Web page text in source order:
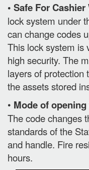
• Safe For Cashier
lock system under
can change codes
This lock system is
high security. The
layers of protection
the assets stored
• Mode of
The code changes
standards of the
and handle. Fire
hours.